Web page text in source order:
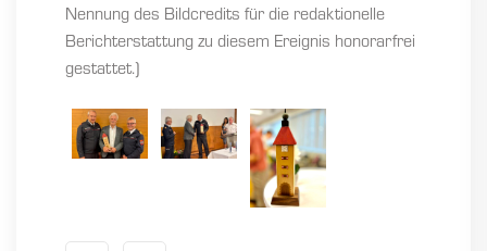
Nennung des Bildcredits für die redaktionelle
Berichterstattung zu diesem Ereignis honorarfrei
gestattet.)